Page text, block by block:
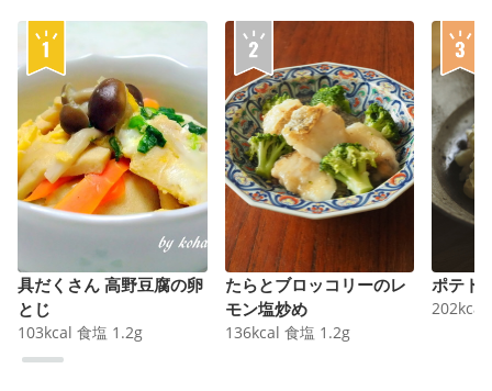
具だくさん 高野豆腐の卵
とじ
103kcal 食塩 1.2g
たらとブロッコリーのレ
モン塩炒め
136kcal 食塩 1.2g
ポテト
202kcal